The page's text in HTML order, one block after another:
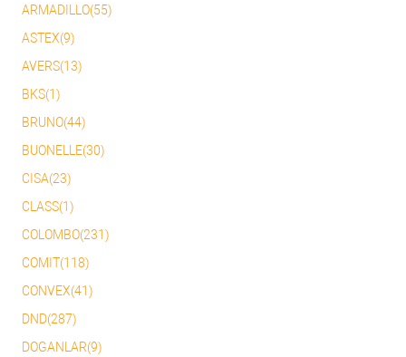
ARMADILLO(55)
ASTEX(9)
AVERS(13)
BKS(1)
BRUNO(44)
BUONELLE(30)
CISA(23)
CLASS(1)
COLOMBO(231)
COMIT(118)
CONVEX(41)
DND(287)
DOGANLAR(9)